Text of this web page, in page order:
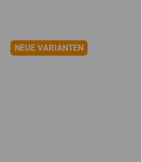
NEUE VARIANTEN